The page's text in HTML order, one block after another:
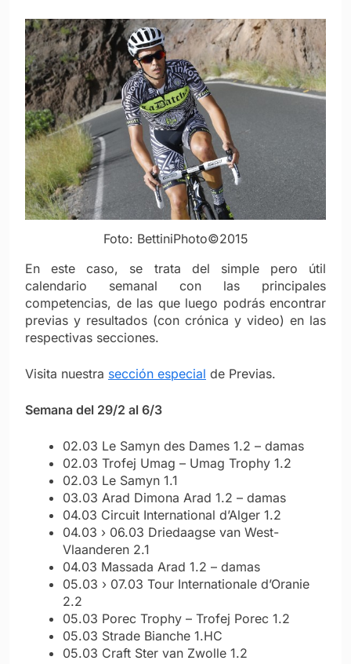
Foto: BettiniPhoto©2015
En este caso, se trata del simple pero útil
calendario semanal con las principales
competencias, de las que luego podrás encontrar
previas y resultados (con crónica y video) en las
respectivas secciones.
Visita nuestra sección especial de Previas.
Semana del 29/2 al 6/3
02.03 Le Samyn des Dames 1.2 – damas
02.03 Trofej Umag – Umag Trophy 1.2
02.03 Le Samyn 1.1
03.03 Arad Dimona Arad 1.2 – damas
04.03 Circuit International d’Alger 1.2
04.03 › 06.03 Driedaagse van West-
Vlaanderen 2.1
04.03 Massada Arad 1.2 – damas
05.03 › 07.03 Tour Internationale d’Oranie
2.2
05.03 Porec Trophy – Trofej Porec 1.2
05.03 Strade Bianche 1.HC
05.03 Craft Ster van Zwolle 1.2